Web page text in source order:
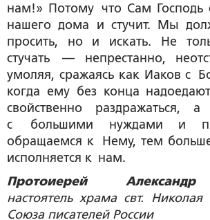
нам!» Потому что Сам Господь
нашего дома и стучит. Мы
просить, но и искать. Не
стучать — непрестанно,
умоляя, сражаясь как Иаков с
когда ему без конца
свойственно
с большими нуждами и
обращаемся к Нему, тем
исполняется к нам.
Протоиерей
настоятель храма свт.
Союза писателей России